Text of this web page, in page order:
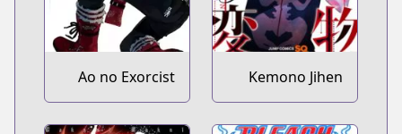
Kemono Jihen
Ao no Exorcist